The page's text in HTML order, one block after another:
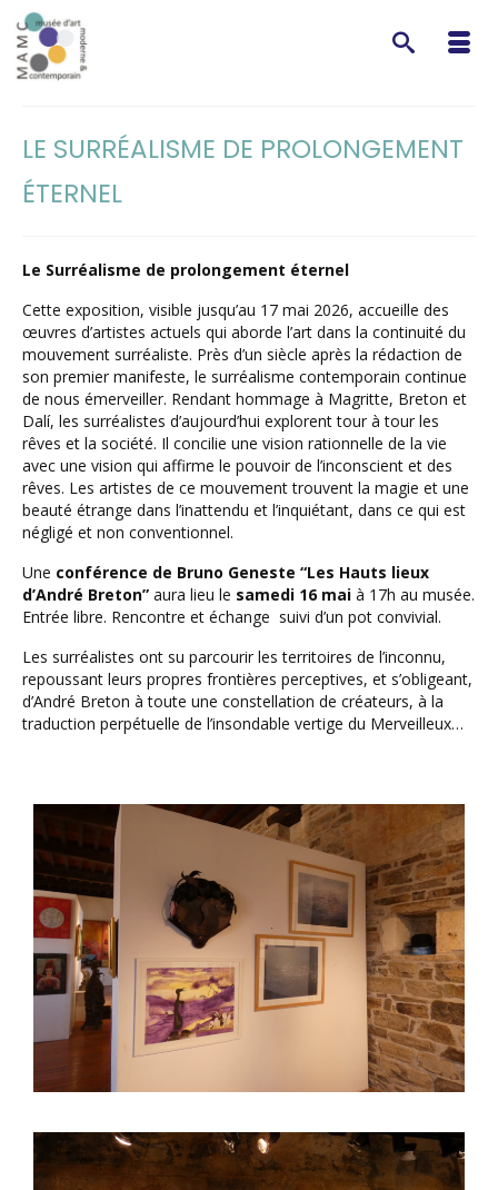
LE SURRÉALISME DE PROLONGEMENT
ÉTERNEL
Le Surréalisme de prolongement éternel
Cette exposition, visible jusqu’au 17 mai 2026, accueille des
œuvres d’artistes actuels qui aborde l’art dans la continuité du
mouvement surréaliste. Près d’un siècle après la rédaction de
son premier manifeste, le surréalisme contemporain continue
de nous émerveiller. Rendant hommage à Magritte, Breton et
Dalí, les surréalistes d’aujourd’hui explorent tour à tour les
rêves et la société. Il concilie une vision rationnelle de la vie
avec une vision qui affirme le pouvoir de l’inconscient et des
rêves. Les artistes de ce mouvement trouvent la magie et une
beauté étrange dans l’inattendu et l’inquiétant, dans ce qui est
négligé et non conventionnel.
Une conférence de Bruno Geneste “Les Hauts lieux
d’André Breton” aura lieu le samedi 16 mai à 17h au musée.
Entrée libre. Rencontre et échange suivi d’un pot convivial.
Les surréalistes ont su parcourir les territoires de l’inconnu,
repoussant leurs propres frontières perceptives, et s’obligeant,
d’André Breton à toute une constellation de créateurs, à la
traduction perpétuelle de l’insondable vertige du Merveilleux…